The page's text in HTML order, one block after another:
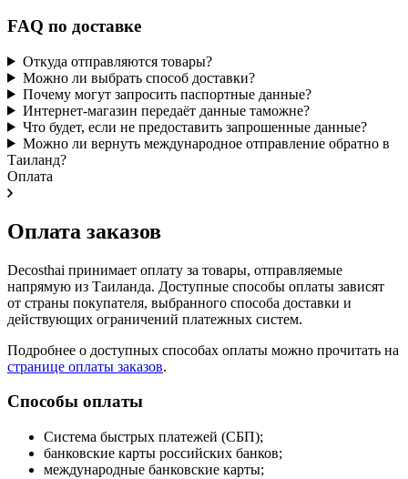
FAQ по доставке
Откуда отправляются товары?
Можно ли выбрать способ доставки?
Почему могут запросить паспортные данные?
Интернет-магазин передаёт данные таможне?
Что будет, если не предоставить запрошенные данные?
Можно ли вернуть международное отправление обратно в
Таиланд?
Оплата
Оплата заказов
Decosthai принимает оплату за товары, отправляемые
напрямую из Таиланда. Доступные способы оплаты зависят
от страны покупателя, выбранного способа доставки и
действующих ограничений платежных систем.
Подробнее о доступных способах оплаты можно прочитать на
странице оплаты заказов.
Способы оплаты
Система быстрых платежей (СБП);
банковские карты российских банков;
международные банковские карты;